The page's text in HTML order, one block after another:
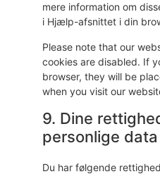
mere information om
i Hjælp-afsnittet i din
Please note that our
cookies are disabled. If
browser, they will be
when you visit our
9. Dine
personlige data
Du har følgende